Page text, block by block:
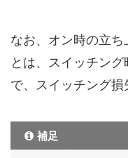
なお、オン時の立ち
とは、スイッチン
で、スイッチング損
補足